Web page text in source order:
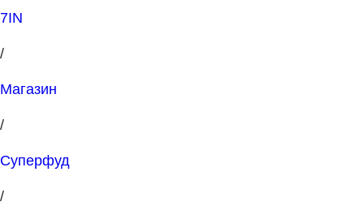
7IN
/
Магазин
/
Суперфуд
/